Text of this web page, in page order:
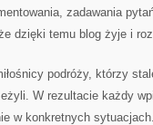
zadawania
dzięki temu blog żyje i
podróży, którzy
W rezultacie każdy
w konkretnych